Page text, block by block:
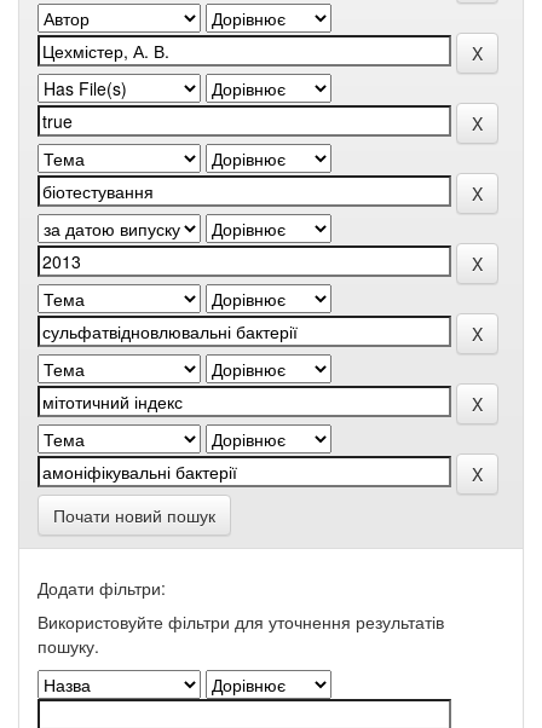
Почати новий пошук
Додати фільтри:
Використовуйте фільтри для уточнення результатів
пошуку.